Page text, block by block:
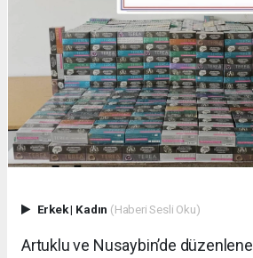
Erkek| Kadın (Haberi Sesli Oku)
Artuklu ve Nusaybin’de